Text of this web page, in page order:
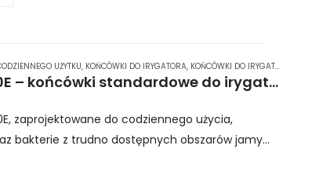
UŻYTKU, KOŃCÓWKI DO IRYGATORA, KOŃCÓWKI DO IRYGATORA WATERPIK
Waterpik Ultra Jet Tips JT-100E – końcówki standardowe do irygatora 2 szt.
zaprojektowane do codziennego użycia,
bakterie z trudno dostępnych obszarów jamy
oferują wyjątkowo efektywną…